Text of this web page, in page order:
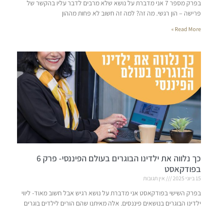
בפרק מספר 7 אני מדברת על נושא שלא מרבים לדבר עליו בהקשר של
פרישה – הון רגשי. מה זה? למה זה חשוב לא פחות מההון
Read More »
כך נלווה את ילדינו הבוגרים בעולם הפיננסי- פרק 6
בפודקאסט
15 ביוני 2025 אין תגובות
בפרק השישי בפודקאסט אני מדברת על נושא רגיש אבל חשוב מאוד- ליווי
ילדינו הבוגרים בנושאים פיננסים. אלה מאיתנו שהם הורים לילדים בוגרים